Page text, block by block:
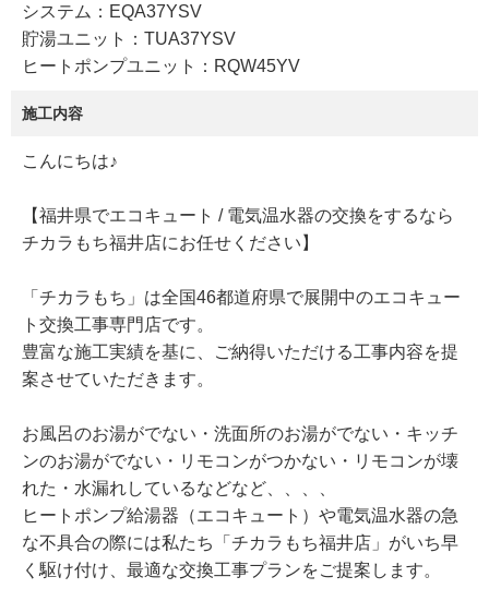
システム：EQA37YSV
貯湯ユニット：TUA37YSV
ヒートポンプユニット：RQW45YV
施工内容
こんにちは♪
【福井県でエコキュート / 電気温水器の交換をするなら
チカラもち福井店にお任せください】
「チカラもち」は全国46都道府県で展開中のエコキュー
ト交換工事専門店です。
豊富な施工実績を基に、ご納得いただける工事内容を提
案させていただきます。
お風呂のお湯がでない・洗面所のお湯がでない・キッチ
ンのお湯がでない・リモコンがつかない・リモコンが壊
れた・水漏れしているなどなど、、、、
ヒートポンプ給湯器（エコキュート）や電気温水器の急
な不具合の際には私たち「チカラもち福井店」がいち早
く駆け付け、最適な交換工事プランをご提案します。